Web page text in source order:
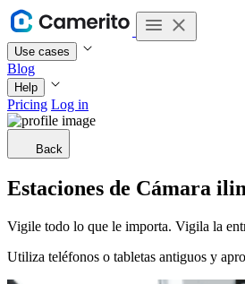
Use cases
Blog
Help
Pricing Log in
Back
Estaciones de Cámara
Vigile todo lo que le importa. Vigila la
Utiliza teléfonos o tabletas antiguos y